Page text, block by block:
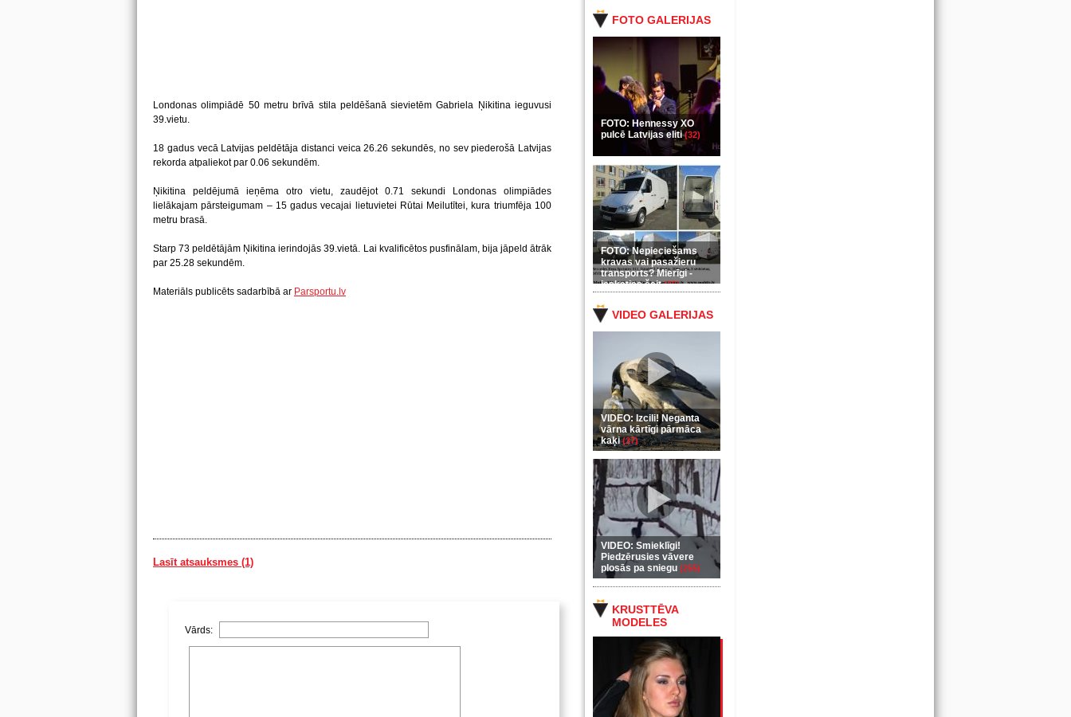
FOTO GALERIJAS
FOTO: Hennessy XO
pulcē Latvijas eliti(32)
FOTO: Nepieciešams
kravas vai pasažieru
transports? Mierīgi -
ieskaties šeit(35)
VIDEO GALERIJAS
VIDEO: Izcili! Neganta
vārna kārtīgi pārmāca
kaķi(37)
VIDEO: Smieklīgi!
Piedzērusies vāvere
plosās pa sniegu (255)
KRUSTTĒVA
MODELES
Londonas olimpiādē 50 metru brīvā stila peldēšanā sievietēm Gabriela Ņikitina ieguvusi
39.vietu.
18 gadus vecā Latvijas peldētāja distanci veica 26.26 sekundēs, no sev piederošā Latvijas
rekorda atpaliekot par 0.06 sekundēm.
Ņikitina peldējumā ieņēma otro vietu, zaudējot 0.71 sekundi Londonas olimpiādes
lielākajam pārsteigumam – 15 gadus vecajai lietuvietei Rūtai Meilutītei, kura triumfēja 100
metru brasā.
Starp 73 peldētājām Ņikitina ierindojās 39.vietā. Lai kvalificētos pusfinālam, bija jāpeld ātrāk
par 25.28 sekundēm.
Materiāls publicēts sadarbībā ar Parsportu.lv
Lasīt atsauksmes (1)
Vārds: